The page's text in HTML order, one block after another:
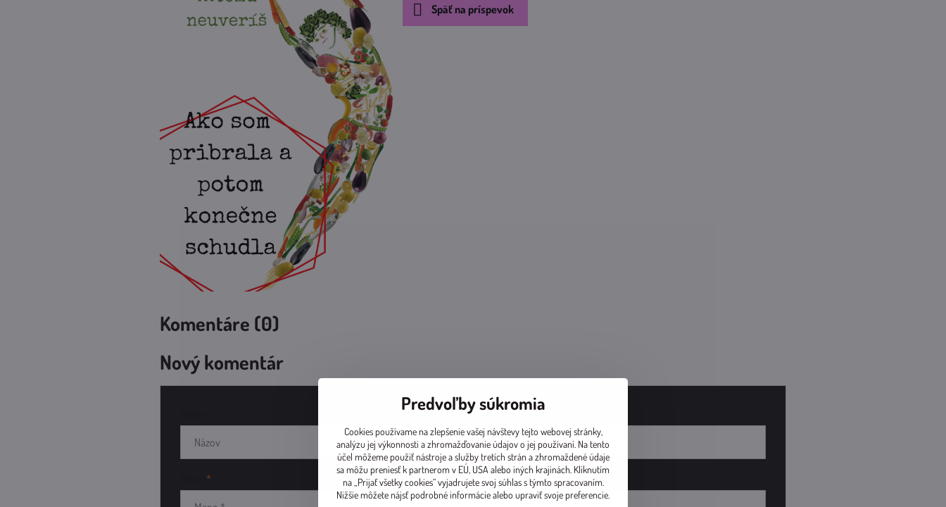
Späť na príspevok
Komentáre (0)
Nový komentár
*
Predvoľby súkromia
Cookies používame na zlepšenie vašej návštevy tejto webovej stránky,
analýzu jej výkonnosti a zhromažďovanie údajov o jej používaní. Na tento
účel môžeme použiť nástroje a služby tretích strán a zhromaždené údaje
sa môžu preniesť k partnerom v EÚ, USA alebo iných krajinách. Kliknutím
na „Prijať všetky cookies“ vyjadrujete svoj súhlas s týmto spracovaním.
Nižšie môžete nájsť podrobné informácie alebo upraviť svoje preferencie.